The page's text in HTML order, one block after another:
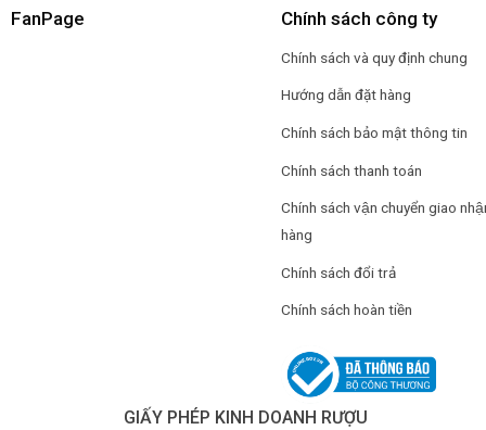
FanPage Chính sách công ty
Chính sách và quy định chung
Hướng dẫn đặt hàng
Chính sách bảo mật thông tin
Chính sách thanh toán
Chính sách vận chuyển giao
hàng
Chính sách đổi trả
Chính sách hoàn tiền
GIẤY PHÉP KINH DOANH RƯỢU